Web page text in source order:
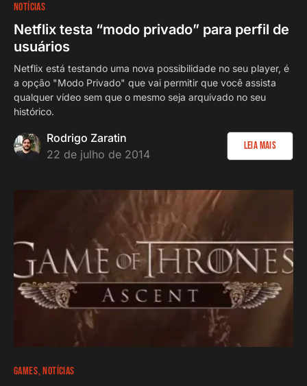
NOTÍCIAS
Netflix testa “modo privado” para perfil de
usuários
Netflix está testando uma nova possibilidade no seu player, é
a opção "Modo Privado" que vai permitir que você assista
qualquer vídeo sem que o mesmo seja arquivado no seu
histórico.
Rodrigo Zaratin
22 de julho de 2014
Leia Mais
GAMES NOTÍCIAS